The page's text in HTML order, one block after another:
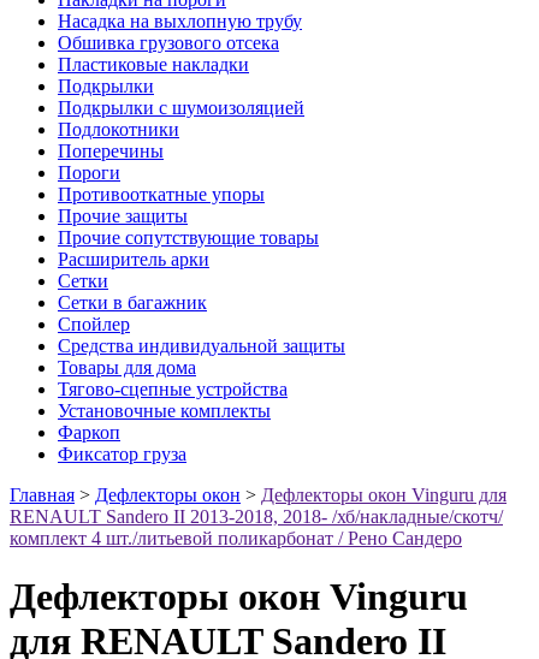
Насадка на выхлопную трубу
Обшивка грузового отсека
Пластиковые накладки
Подкрылки
Подкрылки с шумоизоляцией
Подлокотники
Поперечины
Пороги
Противооткатные упоры
Прочие защиты
Прочие сопутствующие товары
Расширитель арки
Сетки
Сетки в багажник
Спойлер
Средства индивидуальной защиты
Товары для дома
Тягово-сцепные устройства
Установочные комплекты
Фаркоп
Фиксатор груза
Главная > Дефлекторы окон > Дефлекторы окон Vinguru для
RENAULT Sandero II 2013-2018, 2018- /хб/накладные/скотч/
комплект 4 шт./литьевой поликарбонат / Рено Сандеро
Дефлекторы окон Vinguru
для RENAULT Sandero II